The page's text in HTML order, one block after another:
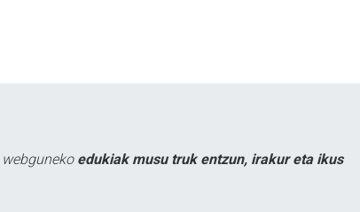
edukiak musu truk entzun, irakur eta ikus